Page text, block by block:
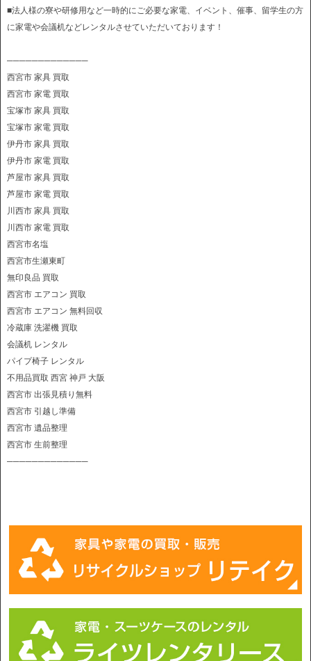
■法人様の寮や研修用など一時的にご必要な家電、イベント、催事、留学生の方
に家電や会議机などレンタルさせていただいております！
─────────────
西宮市 家具 買取
西宮市 家電 買取
宝塚市 家具 買取
宝塚市 家電 買取
伊丹市 家具 買取
伊丹市 家電 買取
芦屋市 家具 買取
芦屋市 家電 買取
川西市 家具 買取
川西市 家電 買取
西宮市名塩
西宮市生瀬東町
無印良品 買取
西宮市 エアコン 買取
西宮市 エアコン 無料回収
冷蔵庫 洗濯機 買取
会議机 レンタル
パイプ椅子 レンタル
不用品買取 西宮 神戸 大阪
西宮市 出張見積り無料
西宮市 引越し準備
西宮市 遺品整理
西宮市 生前整理
─────────────